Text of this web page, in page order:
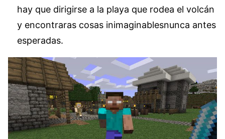
hay que dirigirse a la playa que rodea el volcán
y encontraras cosas inimaginablesnunca antes
esperadas.